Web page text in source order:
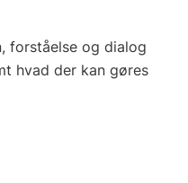
forståelse og dialog
hvad der kan gøres